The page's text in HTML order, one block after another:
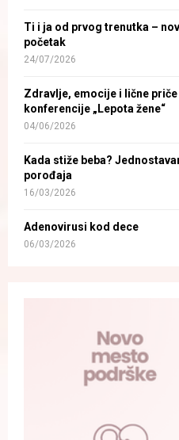
Ti i ja od prvog trenutka –
početak
24/07/2026
Zdravlje, emocije i lične
konferencije „Lepota žene“
04/06/2026
Kada stiže beba?
porođaja
16/03/2026
Adenovirusi kod dece
06/03/2026